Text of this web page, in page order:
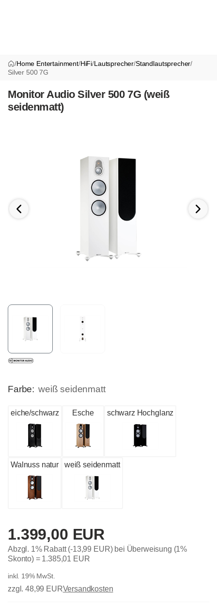
/Home Entertainment/HiFi/Lautsprecher/Standlautsprecher/
Silver 500 7G
Monitor Audio Silver 500 7G (weiß
seidenmatt)
Farbe: weiß seidenmatt
eiche/schwarz Esche schwarz Hochglanz
Walnuss natur weiß seidenmatt
1.399,00 EUR
Abzgl. 1% Rabatt (-13,99 EUR) bei Überweisung (1%
Skonto) = 1.385,01 EUR
inkl. 19% MwSt.
zzgl. 48,99 EURVersandkosten